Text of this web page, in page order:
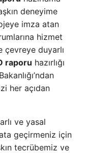
deneyime
imza atan
hizmet
duyarlı
raporu hazırlığı
her açıdan
ve yasal
geçirmeniz için
tecrübemiz ve